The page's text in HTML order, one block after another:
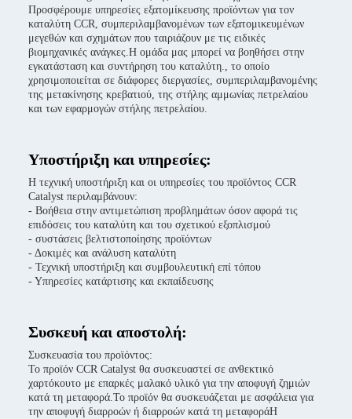
Προσφέρουμε υπηρεσίες εξατομίκευσης προϊόντων για τον
καταλύτη CCR, συμπεριλαμβανομένων των εξατομικευμένων
μεγεθών και σχημάτων που ταιριάζουν με τις ειδικές
βιομηχανικές ανάγκες.Η ομάδα μας μπορεί να βοηθήσει στην
εγκατάσταση και συντήρηση του καταλύτη., το οποίο
χρησιμοποιείται σε διάφορες διεργασίες, συμπεριλαμβανομένης
της μετακίνησης κρεβατιού, της στήλης αμμωνίας πετρελαίου
και των εφαρμογών στήλης πετρελαίου.
Υποστήριξη και υπηρεσίες:
Η τεχνική υποστήριξη και οι υπηρεσίες του προϊόντος CCR
Catalyst περιλαμβάνουν:
- Βοήθεια στην αντιμετώπιση προβλημάτων όσον αφορά τις
επιδόσεις του καταλύτη και του σχετικού εξοπλισμού
- συστάσεις βελτιστοποίησης προϊόντων
- Δοκιμές και ανάλυση καταλύτη
- Τεχνική υποστήριξη και συμβουλευτική επί τόπου
- Υπηρεσίες κατάρτισης και εκπαίδευσης
Συσκευή και αποστολή:
Συσκευασία του προϊόντος:
Το προϊόν CCR Catalyst θα συσκευαστεί σε ανθεκτικό
χαρτόκουτο με επαρκές μαλακό υλικό για την αποφυγή ζημιών
κατά τη μεταφορά.Το προϊόν θα συσκευάζεται με ασφάλεια για
την αποφυγή διαρροών ή διαρροών κατά τη μεταφοράΗ